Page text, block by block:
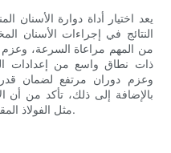
يعد اختيار أداة دوارة الأسنان
النتائج في إجراءات الأسنان
من المهم مراعاة السرعة، وعزم
ذات نطاق واسع من إعدادات
وعزم دوران مرتفع لضمان
بالإضافة إلى ذلك، تأكد من أن
مثل الفولاذ المقاوم للصدأ، لضمان طول عمرها وأدائها.